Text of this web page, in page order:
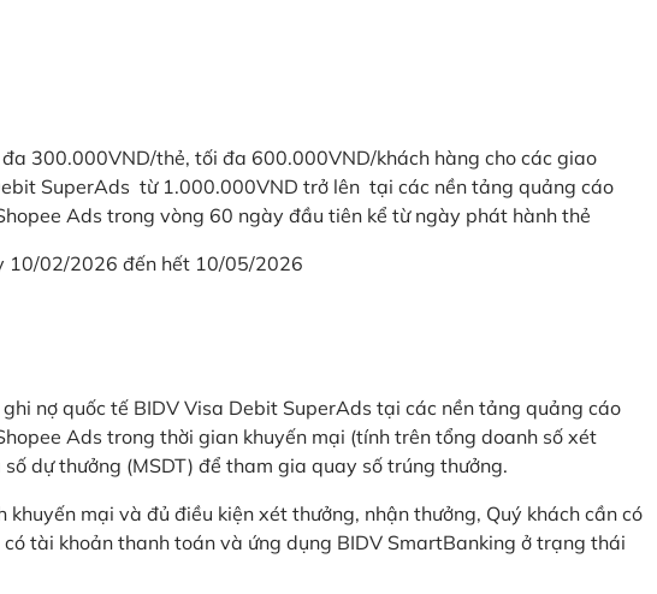
300.000VND/thẻ, tối đa 600.000VND/khách hàng cho các giao
SuperAds từ 1.000.000VND trở lên tại các nền tảng quảng cáo
Ads trong vòng 60 ngày đầu tiên kể từ ngày phát hành thẻ
10/02/2026 đến hết 10/05/2026
nợ quốc tế BIDV Visa Debit SuperAds tại các nền tảng quảng cáo
Ads trong thời gian khuyến mại (tính trên tổng doanh số xét
dự thưởng (MSDT) để tham gia quay số trúng thưởng.
mại và đủ điều kiện xét thưởng, nhận thưởng, Quý khách cần có
tài khoản thanh toán và ứng dụng BIDV SmartBanking ở trạng thái